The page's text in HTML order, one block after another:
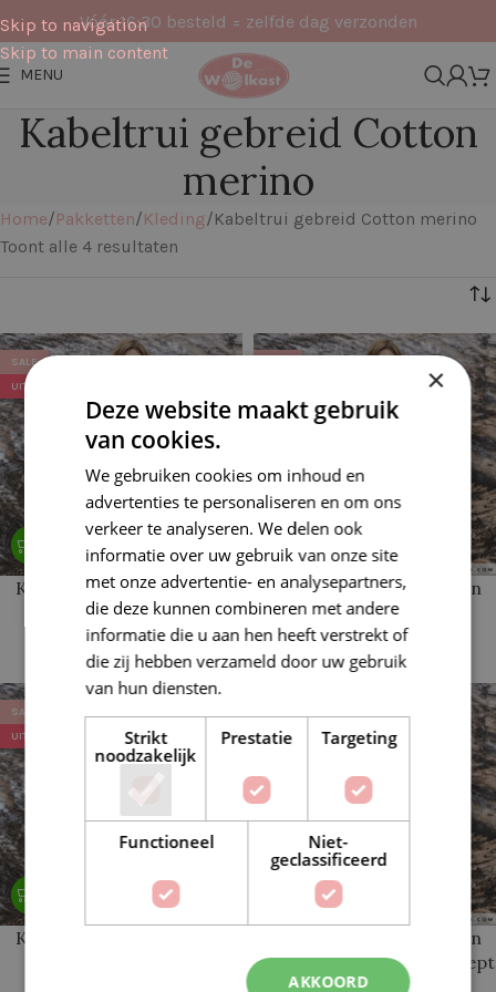
Skip to navigation
Skip to main content
Vóór 16:30 besteld = zelfde dag verzonden
MENU
Kabeltrui gebreid Cotton
merino
Home Pakketten Kleding Kabeltrui gebreid Cotton merino
Toont alle 4 resultaten
SALE
UITVERKOCHT
Kabeltrui gebreid Cotton
merino maat 38-40
Concept 16-17
68,39 € 52,69
Kabeltrui gebreid Cotton
merino maat 42-44
Concept 16-17
€74,38 €57,48
SALE
UITVERKOCHT
Kabeltrui gebreid Cotton
UITVERKOCHT
Kabeltrui gebreid Cotton
merino maat 50-52 Concept
16-17
×
Deze website maakt gebruik
van cookies.
We gebruiken cookies om inhoud en
advertenties te personaliseren en om ons
verkeer te analyseren. We delen ook
informatie over uw gebruik van onze site
met onze advertentie- en analysepartners,
die deze kunnen combineren met andere
informatie die u aan hen heeft verstrekt of
die zij hebben verzameld door uw gebruik
van hun diensten.
Strikt
noodzakelijk
Prestatie Targeting
Functioneel
Niet-
geclassificeerd
AKKOORD